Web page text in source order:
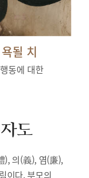
욕될 치
동에 대한
도
), 의(義), 염(廉),
이다. 부모의